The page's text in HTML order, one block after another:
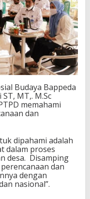
Budaya Bappeda
MT,. M.Sc
memahami
dan
dipahami adalah
dalam proses
desa. Disamping
dan
dengan
nasional”.